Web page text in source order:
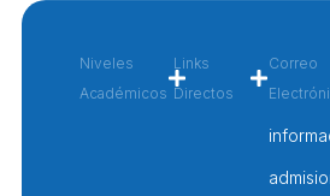
Niveles
Académicos
Links
Directos
Intracolamer
Correo